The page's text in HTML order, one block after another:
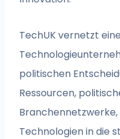
TechUK vernetzt
politischen
Ressourcen,
Technologien in die